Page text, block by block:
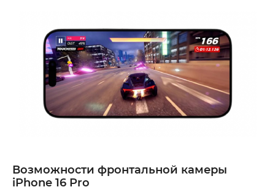
Возможности фронтальной камеры
iPhone 16 Pro